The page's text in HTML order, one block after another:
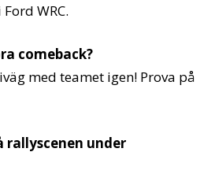
WRC.
comeback?
med teamet igen! Prova på
rallyscenen under